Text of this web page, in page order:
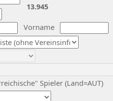
Vorname
Spieler (Land=AUT)
13.945